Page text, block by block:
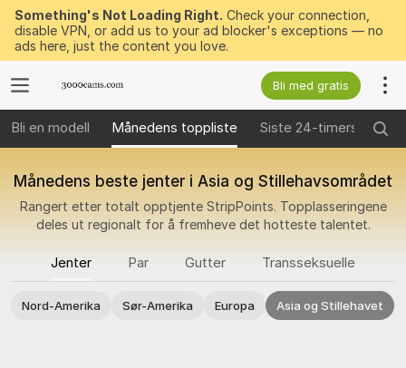
Something's Not Loading Right. Check your connection,
disable VPN, or add us to your ad blocker's exceptions — no
ads here, just the content you love.
Bli med gratis
Bli en modell Månedens toppliste Siste 24-timers
Månedens beste jenter i Asia og Stillehavsområdet
Rangert etter totalt opptjente StripPoints. Topplasseringene
deles ut regionalt for å fremheve det hotteste talentet.
Jenter Par Gutter Transseksuelle
Nord-Amerika Sør-Amerika Europa Asia og Stillehavet